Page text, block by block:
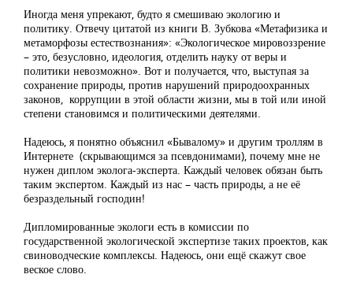
Иногда меня упрекают, будто я смешиваю экологию и
политику. Отвечу цитатой из книги В. Зубкова «Метафизика и
метаморфозы естествознания»: «Экологическое мировоззрение
– это, безусловно, идеология, отделить науку от веры и
политики невозможно». Вот и получается, что, выступая за
сохранение природы, против нарушений природоохранных
законов, коррупции в этой области жизни, мы в той или иной
степени становимся и политическими деятелями.
Надеюсь, я понятно объяснил «Бывалому» и другим троллям в
Интернете (скрывающимся за псевдонимами), почему мне не
нужен диплом эколога-эксперта. Каждый человек обязан быть
таким экспертом. Каждый из нас – часть природы, а не её
безраздельный господин!
Дипломированные экологи есть в комиссии по
государственной экологической экспертизе таких проектов, как
свиноводческие комплексы. Надеюсь, они ещё скажут свое
веское слово.